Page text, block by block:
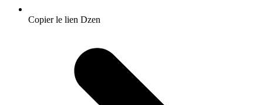
Copier le lien Dzen